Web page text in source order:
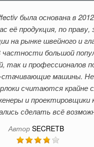
была основана в
её продукция, по праву,
на рынке швейного и
частности большой
так и профессионалов
стачивающие машины.
считаются крайне
и проектировщики
сделать всё
Автор SECRETB